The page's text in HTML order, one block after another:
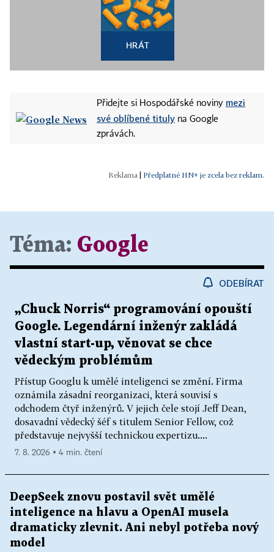
HRÁT
Přidejte si Hospodářské noviny mezi
své oblíbené tituly na Google
zprávách.
Předplatné HN+ je zcela bez reklam.
Téma: Google
ODEBÍRAT
„Chuck Norris“ programování opouští
Google. Legendární inženýr zakládá
vlastní start-up, věnovat se chce
vědeckým problémům
Přístup Googlu k umělé inteligenci se změní. Firma
oznámila zásadní reorganizaci, která souvisí s
odchodem čtyř inženýrů. V jejich čele stojí Jeff Dean,
dosavadní vědecký šéf s titulem Senior Fellow, což
představuje nejvyšší technickou expertizu....
7. 8. 2026 ▪ 4 min. čtení
DeepSeek znovu postavil svět umělé
inteligence na hlavu a OpenAI musela
dramaticky zlevnit. Ani nebyl potřeba nový
model